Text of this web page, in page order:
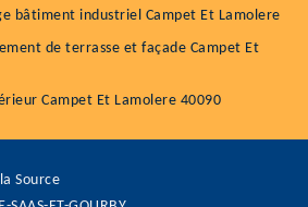
bâtiment industriel Campet Et Lamolere
de terrasse et façade Campet Et
Campet Et Lamolere 40090
Source
40180 RIVIERE-SAAS-ET-GOURBY